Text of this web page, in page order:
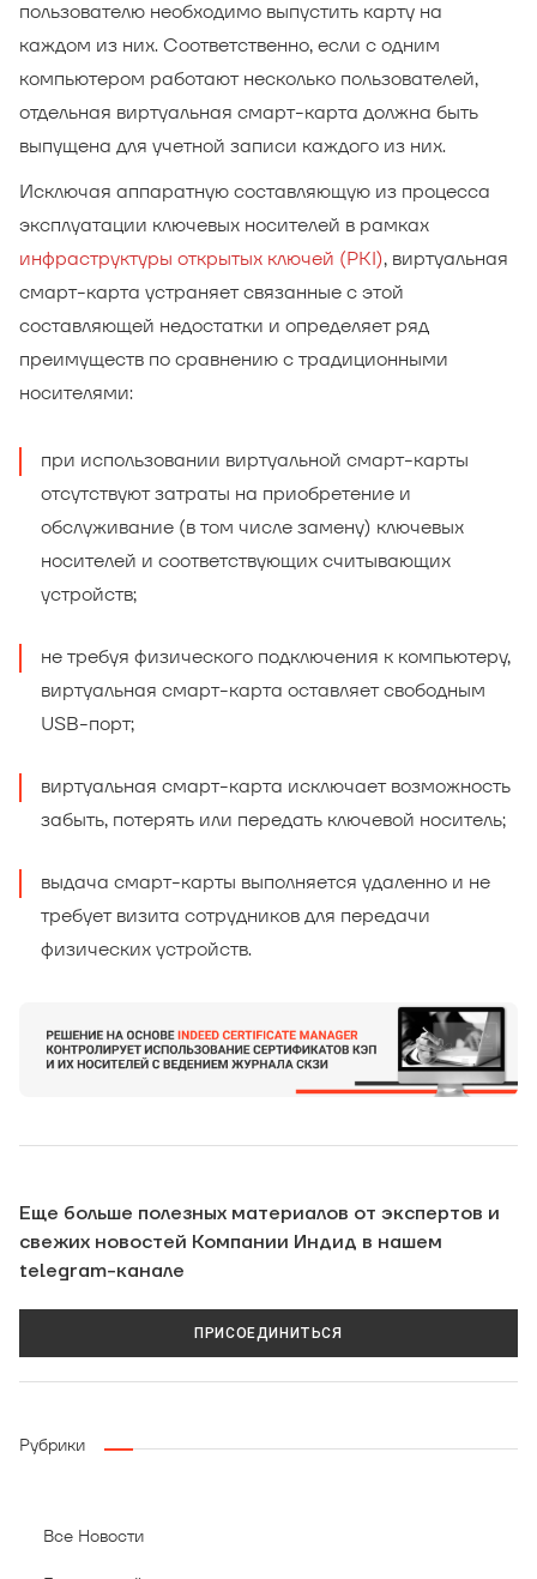
пользователю необходимо выпустить карту на
каждом из них. Соответственно, если с одним
компьютером работают несколько пользователей,
отдельная виртуальная смарт-карта должна быть
выпущена для учетной записи каждого из них.
Исключая аппаратную составляющую из процесса
эксплуатации ключевых носителей в рамках
инфраструктуры открытых ключей (PKI), виртуальная
смарт-карта устраняет связанные с этой
составляющей недостатки и определяет ряд
преимуществ по сравнению с традиционными
носителями:
при использовании виртуальной смарт-карты
отсутствуют затраты на приобретение и
обслуживание (в том числе замену) ключевых
носителей и соответствующих считывающих
устройств;
не требуя физического подключения к компьютеру,
виртуальная смарт-карта оставляет свободным
USB-порт;
виртуальная смарт-карта исключает возможность
забыть, потерять или передать ключевой носитель;
выдача смарт-карты выполняется удаленно и не
требует визита сотрудников для передачи
физических устройств.
Еще больше полезных материалов от экспертов и
свежих новостей Компании Индид в нашем
telegram-канале
ПРИСОЕДИНИТЬСЯ
Рубрики
Все Новости